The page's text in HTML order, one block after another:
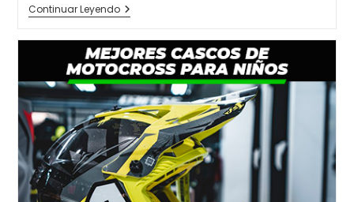
Continuar LeyendoBotas
De
Off
Road,
Las
Mejores
Opciones